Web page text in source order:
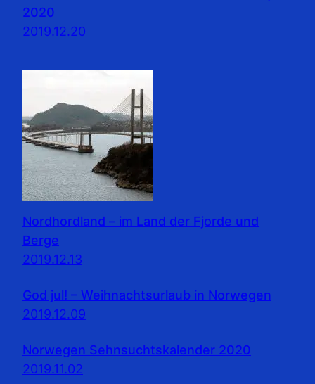
2020
2019.12.20
Nordhordland – im Land der Fjorde und
Berge
2019.12.13
God jul! – Weihnachtsurlaub in Norwegen
2019.12.09
Norwegen Sehnsuchtskalender 2020
2019.11.02